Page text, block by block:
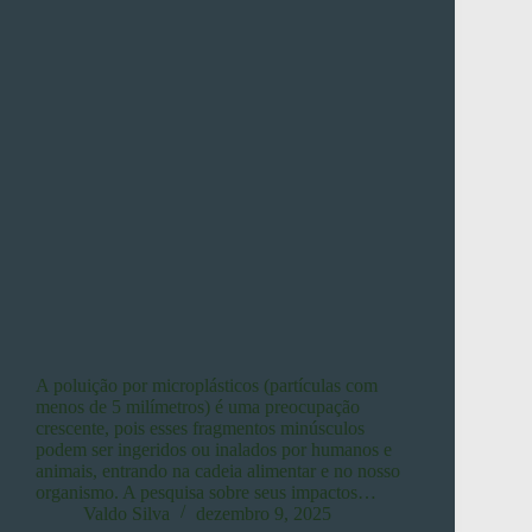
A poluição por microplásticos (partículas com
menos de 5 milímetros) é uma preocupação
crescente, pois esses fragmentos minúsculos
podem ser ingeridos ou inalados por humanos e
animais, entrando na cadeia alimentar e no nosso
organismo. A pesquisa sobre seus impactos…
Valdo Silva
dezembro 9, 2025